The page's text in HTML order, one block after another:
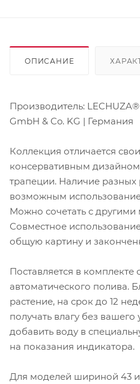
ОПИСАНИЕ
Производитель:
GmbH & Co. KG | Германия
Коллекция отличается
консервативным
трапеции. Наличие разных
возможным
Можно сочетать с
Совместное
общую картину и
Поставляется в комплекте
автоматического полива.
растение, на срок до 12
получать влагу без
добавить воду в
на показания индикатора.
Для моделей шириной 43 и